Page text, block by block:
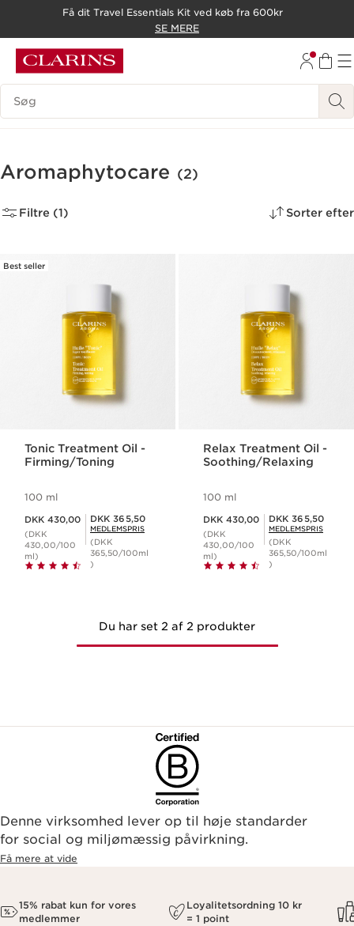
GÅ TIL BUND
Få dit Travel Essentials Kit ved køb fra 600kr
SE MERE
Søgevindue
Aromaphytocare (2)
Filtre (1) Sorter efter
Best seller
Tonic Treatment Oil -
Firming/Toning
100 ml
DKK 430,00
(DKK
430,00/100
ml)
Medlemspris DKK 365,50
DKK 365,50
MEDLEMSPRIS
(DKK
365,50/100ml
)
Relax Treatment Oil -
Soothing/Relaxing
100 ml
DKK 430,00
(DKK
430,00/100
ml)
Medlemspris DKK 365,50
DKK 365,50
MEDLEMSPRIS
(DKK
365,50/100ml
)
Du har set 2 af 2 produkter
Denne virksomhed lever op til høje standarder
for social og miljømæssig påvirkning.
Få mere at vide
15% rabat kun for vores
medlemmer
Loyalitetsordning 10 kr
= 1 point